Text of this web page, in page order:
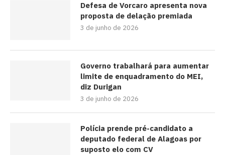
Defesa de Vorcaro apresenta nova
proposta de delação premiada
3 de junho de 2026
Governo trabalhará para aumentar
limite de enquadramento do MEI,
diz Durigan
3 de junho de 2026
Polícia prende pré-candidato a
deputado federal de Alagoas por
suposto elo com CV